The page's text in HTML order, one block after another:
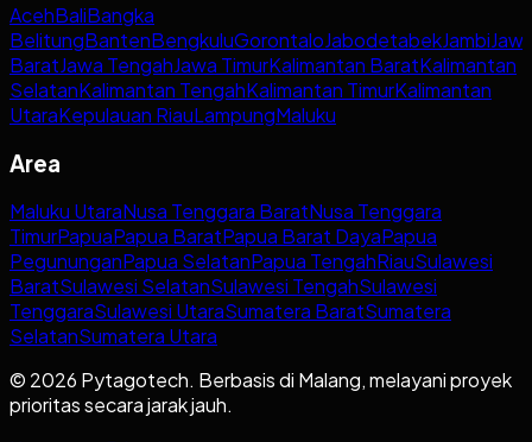
AcehBaliBangka
BelitungBantenBengkuluGorontaloJabodetabekJambi
BaratJawa TengahJawa TimurKalimantan BaratKalimantan
SelatanKalimantan TengahKalimantan TimurKalimantan
UtaraKepulauan RiauLampungMaluku
Area
Maluku UtaraNusa Tenggara BaratNusa Tenggara
TimurPapuaPapua BaratPapua Barat DayaPapua
PegununganPapua SelatanPapua TengahRiauSulawesi
BaratSulawesi SelatanSulawesi TengahSulawesi
TenggaraSulawesi UtaraSumatera BaratSumatera
SelatanSumatera Utara
© 2026 Pytagotech. Berbasis di Malang, melayani proyek
prioritas secara jarak jauh.